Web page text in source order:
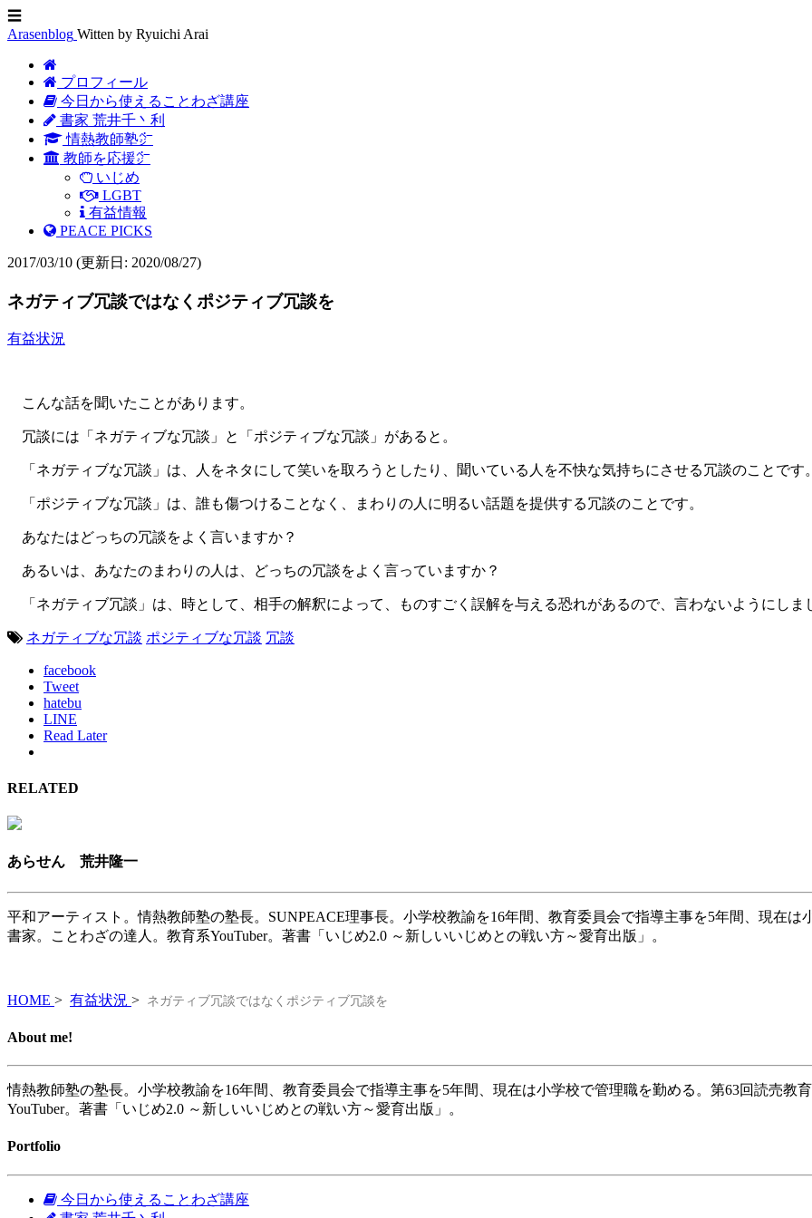
☰
Arasenblog Witten by Ryuichi Arai
プロフィール
今日から使えることわざ講座
書家 荒井千丶利
情熱教師塾㌻
教師を応援㌻
いじめ
LGBT
有益情報
PEACE PICKS
2017/03/10 (更新日: 2020/08/27)
ネガティブ冗談ではなくポジティブ冗談を
有益状況
こんな話を聞いたことがあります。
冗談には「ネガティブな冗談」と「ポジティブな冗談」があると。
「ネガティブな冗談」は、人をネタにして笑いを取ろうとしたり、聞いている人を不快な気持ちにさせる冗談のことです。
「ポジティブな冗談」は、誰も傷つけることなく、まわりの人に明るい話題を提供する冗談のことです。
あなたはどっちの冗談をよく言いますか？
あるいは、あなたのまわりの人は、どっちの冗談をよく言っていますか？
「ネガティブ冗談」は、時として、相手の解釈によって、ものすごく誤解を与える恐れがあるので、言わないようにしま
ネガティブな冗談 ポジティブな冗談 冗談
facebook
Tweet
hatebu
LINE
Read Later
RELATED
あらせん 荒井隆一
平和アーティスト。情熱教師塾の塾長。SUNPEACE理事長。小学校教諭を16年間、教育委員会で指導主事を5年間、現在は
書家。ことわざの達人。教育系YouTuber。著書「いじめ2.0 ～新しいいじめとの戦い方～愛育出版」。
HOME > 有益状況 > ネガティブ冗談ではなくポジティブ冗談を
About me!
情熱教師塾の塾長。小学校教諭を16年間、教育委員会で指導主事を5年間、現在は小学校で管理職を勤める。第63回読売教
YouTuber。著書「いじめ2.0 ～新しいいじめとの戦い方～愛育出版」。
Portfolio
今日から使えることわざ講座